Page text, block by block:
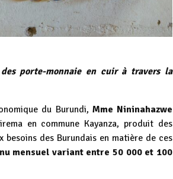
porte-monnaie en cuir à travers la
du Burundi, Mme Nininahazwe
en commune Kayanza, produit des
des Burundais en matière de ces
mensuel variant entre 50 000 et 100